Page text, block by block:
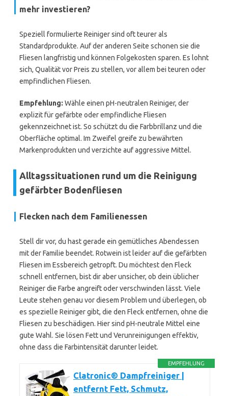
mehr investieren?
Speziell formulierte Reiniger sind oft teurer als
Standardprodukte. Auf der anderen Seite schonen sie die
Fliesen langfristig und können Folgekosten sparen. Es lohnt
sich, Qualität vor Preis zu stellen, vor allem bei teuren oder
empfindlichen Fliesen.
Empfehlung: Wähle einen pH-neutralen Reiniger, der
explizit für gefärbte oder empfindliche Fliesen
gekennzeichnet ist. So schützt du die Farbbrillanz und die
Oberfläche optimal. Im Zweifel greife zu bewährten
Markenprodukten und verzichte auf aggressive Mittel.
Alltagssituationen rund um die Reinigung
gefärbter Bodenfliesen
Flecken nach dem Familienessen
Stell dir vor, du hast gerade ein gemütliches Abendessen
mit der Familie beendet. Rotwein ist leider auf die gefärbten
Fliesen im Essbereich getropft. Du möchtest den Fleck
schnell entfernen, bist dir aber unsicher, ob dein üblicher
Reiniger die Farbe angreift oder verschwinden lässt. Viele
Leute stehen genau vor diesem Problem und überlegen, ob
es spezielle Reiniger gibt, die den Fleck entfernen, ohne die
Fliesen zu beschädigen. Hier sind pH-neutrale Mittel eine
gute Wahl. Sie lösen Fett und Verunreinigungen effektiv,
ohne dass die Farbintensität darunter leidet.
EMPFEHLUNG
Clatronic® Dampfreiniger |
entfernt Fett, Schmutz,